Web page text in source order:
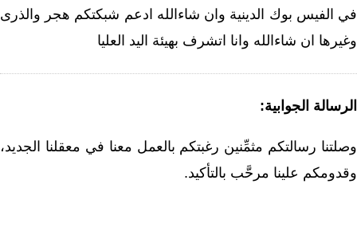
في الفيس بوك الدينية وان شاءالله ادعم شبكتكم هجر والذرى
وغيرها ان شاءالله وانا اتشرف بهيئة اليد العليا
الرسالة الجوابية:
وصلتنا رسالتكم مثمِّنين رغبتكم بالعمل معنا في معقلنا الجديد،
وقدومكم علينا مرحَّب بالتأكيد.